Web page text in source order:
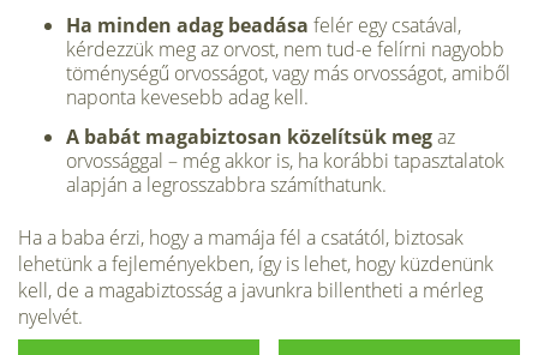
Ha minden adag beadása felér egy csatával,
kérdezzük meg az orvost, nem tud-e felírni nagyobb
töménységű or­vosságot, vagy más orvosságot, amiből
naponta kevesebb adag kell.
A babát magabiztosan közelítsük megaz
orvossággal – még akkor is, ha korábbi tapasztalatok
alapján a leg­rosszabbra számíthatunk.
Ha a baba érzi, hogy a mamája fél a csatától, biztosak
lehetünk a fejlemé­nyekben, így is lehet, hogy küzdenünk
kell, de a magabiztosság a javunkra bil­lentheti a mérleg
nyelvét.